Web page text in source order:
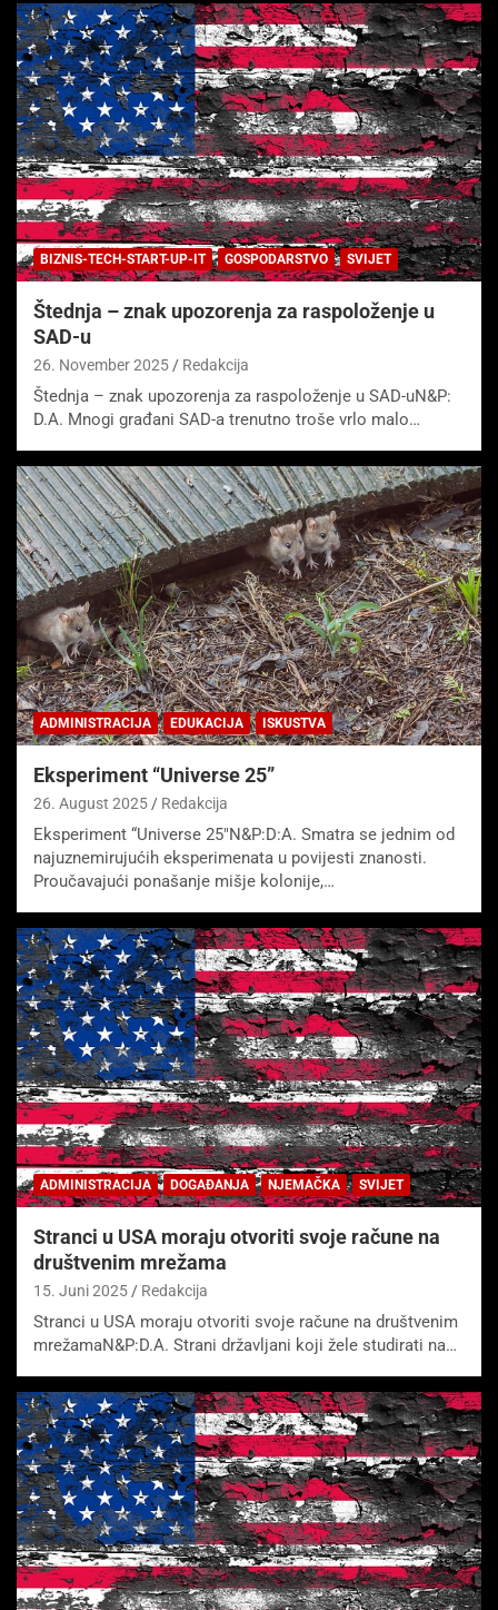
BIZNIS-TECH-START-UP-IT GOSPODARSTVO SVIJET
Štednja – znak upozorenja za raspoloženje u
SAD-u
26. November 2025 Redakcija
Štednja – znak upozorenja za raspoloženje u SAD-uN&P:
D.A. Mnogi građani SAD-a trenutno troše vrlo malo…
ADMINISTRACIJA EDUKACIJA ISKUSTVA
Eksperiment “Universe 25”
26. August 2025 Redakcija
Eksperiment “Universe 25″N&P:D:A. Smatra se jednim od
najuznemirujućih eksperimenata u povijesti znanosti.
Proučavajući ponašanje mišje kolonije,…
ADMINISTRACIJA DOGAĐANJA NJEMAČKA SVIJET
Stranci u USA moraju otvoriti svoje račune na
društvenim mrežama
15. Juni 2025 Redakcija
Stranci u USA moraju otvoriti svoje račune na društvenim
mrežamaN&P:D.A. Strani državljani koji žele studirati na…